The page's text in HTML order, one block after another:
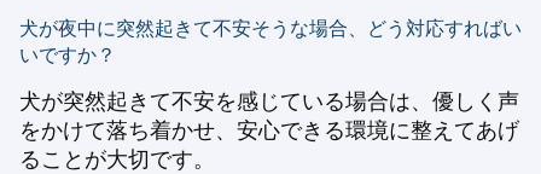
犬が夜中に突然起きて不安そうな場合、どう対応すればい
いですか？
犬が突然起きて不安を感じている場合は、優しく声
をかけて落ち着かせ、安心できる環境に整えてあげ
ることが大切です。